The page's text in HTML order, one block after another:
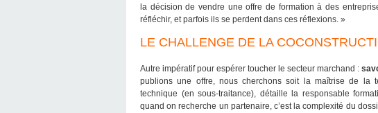
la décision de vendre une offre de formation à des
réfléchir, et parfois ils se perdent dans ces réflexions. »
LE CHALLENGE DE LA
Autre impératif pour espérer toucher le secteur marchand :
publions une offre, nous cherchons soit la maîtrise de la
technique (en sous-traitance), détaille la responsable
quand on recherche un partenaire, c’est la complexité du